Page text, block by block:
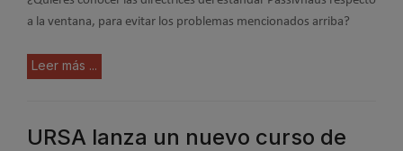
a la ventana, para evitar los problemas mencionados arriba?
Leer más ...
URSA lanza un nuevo curso de